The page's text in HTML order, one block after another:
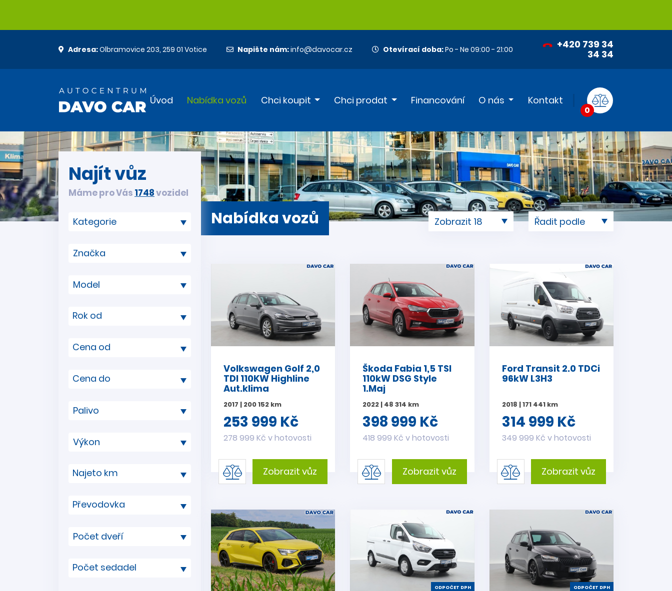
Adresa:Olbramovice 203, 259 01 Votice Napište nám:info@davocar.cz Otevírací doba:Po - Ne 09:00 - 21:00 +420 739 34
34 34
Úvod Nabídka vozů Chci koupit Chci prodat Financování O nás Kontakt
0
Nabídka vozů
Najít vůz
Máme pro Vás 1748vozidel
Rok od
Cena od
Cena do
Najeto km
Převodovka
Počet sedadel
Volkswagen Golf 2,0
TDI 110KW Highline
Aut.klima
2017 | 200 152 km
253 999 Kč
278 999 Kč v hotovosti
Zobrazit vůz
Škoda Fabia 1,5 TSI
110kW DSG Style
1.Maj
2022 | 48 314 km
398 999 Kč
418 999 Kč v hotovosti
Zobrazit vůz
Ford Transit 2.0 TDCi
96kW L3H3
2018 | 171 441 km
314 999 Kč
349 999 Kč v hotovosti
Zobrazit vůz
ODPOČET DPH ODPOČET DPH